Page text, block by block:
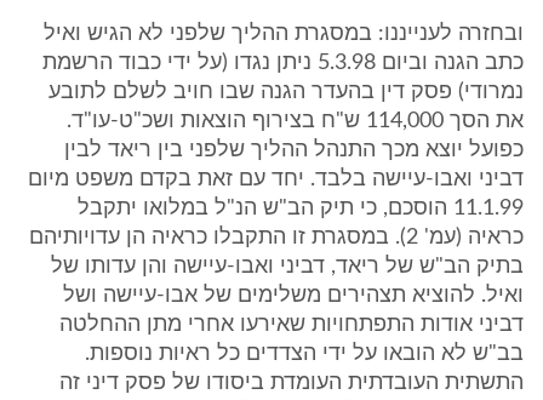
ובחזרה לענייננו: במסגרת ההליך שלפני לא הגיש ואיל
כתב הגנה וביום 5.3.98 ניתן נגדו (על ידי כבוד הרשמת
נמרודי) פסק דין בהעדר הגנה שבו חויב לשלם לתובע
את הסך 114,000 ש"ח בצירוף הוצאות ושכ"ט-עו"ד.
כפועל יוצא מכך התנהל ההליך שלפני בין ריאד לבין
דביני ואבו-עיישה בלבד. יחד עם זאת בקדם משפט מיום
11.1.99 הוסכם, כי תיק הב"ש הנ"ל במלואו יתקבל
כראיה (עמ' 2). במסגרת זו התקבלו כראיה הן עדויותיהם
בתיק הב"ש של ריאד, דביני ואבו-עיישה והן עדותו של
ואיל. להוציא תצהירים משלימים של אבו-עיישה ושל
דביני אודות התפתחויות שאירעו אחרי מתן ההחלטה
בב"ש לא הובאו על ידי הצדדים כל ראיות נוספות.
התשתית העובדתית העומדת ביסודו של פסק דיני זה